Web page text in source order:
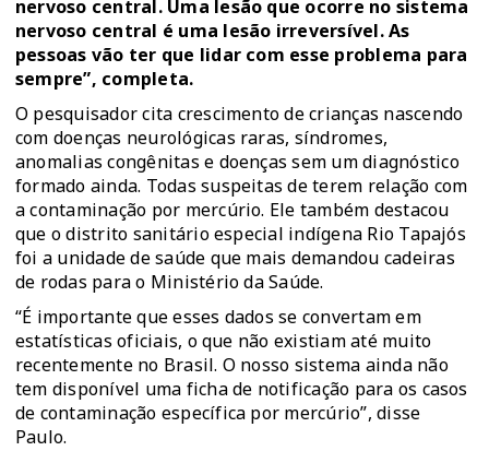
nervoso central. Uma lesão que ocorre no sistema
nervoso central é uma lesão irreversível. As
pessoas vão ter que lidar com esse problema para
sempre”, completa.
O pesquisador cita crescimento de crianças nascendo
com doenças neurológicas raras, síndromes,
anomalias congênitas e doenças sem um diagnóstico
formado ainda. Todas suspeitas de terem relação com
a contaminação por mercúrio. Ele também destacou
que o distrito sanitário especial indígena Rio Tapajós
foi a unidade de saúde que mais demandou cadeiras
de rodas para o Ministério da Saúde.
“É importante que esses dados se convertam em
estatísticas oficiais, o que não existiam até muito
recentemente no Brasil. O nosso sistema ainda não
tem disponível uma ficha de notificação para os casos
de contaminação específica por mercúrio”, disse
Paulo.